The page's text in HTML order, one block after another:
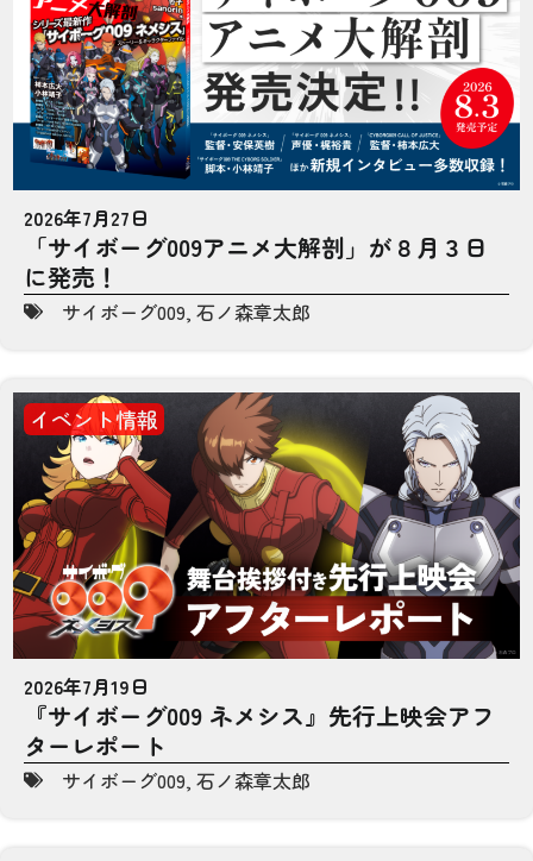
2026年7月27日
「サイボーグ009アニメ大解剖」が８月３日
に発売！
サイボーグ009, 石ノ森章太郎
イベント情報
2026年7月19日
『サイボーグ009 ネメシス』先行上映会アフ
ターレポート
サイボーグ009, 石ノ森章太郎